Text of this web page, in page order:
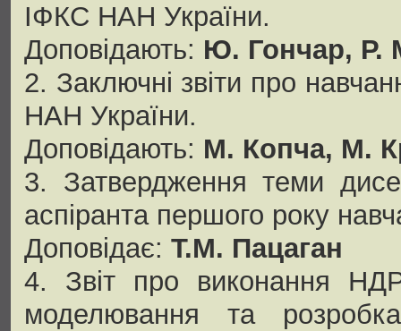
ІФКС НАН України.
Доповідають: Ю. Гончар, Р.
2. Заключні звіти про
НАН України.
Доповідають: М. Копча, М.
3. Затвердження теми
аспіранта першого року
Доповідає: Т.М. Пацаган
4. Звіт про виконання НДР
моделювання та